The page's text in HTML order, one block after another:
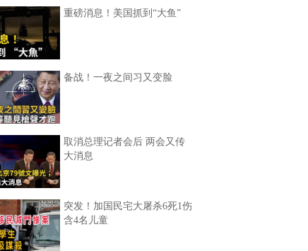
重磅消息！美国抓到“大鱼”
备战！一夜之间习又变脸
取消总理记者会后 两会又传
大消息
突发！加国民宅大屠杀6死1伤
含4名儿童